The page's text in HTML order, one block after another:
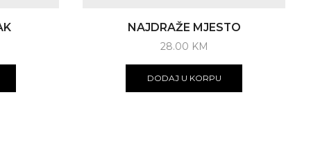
NAJDRAŽE MJESTO
28.00 KM
DODAJ U KORPU